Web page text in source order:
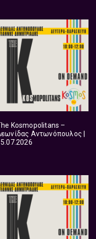
Kosmopolitans –
Αντωνόπουλος |